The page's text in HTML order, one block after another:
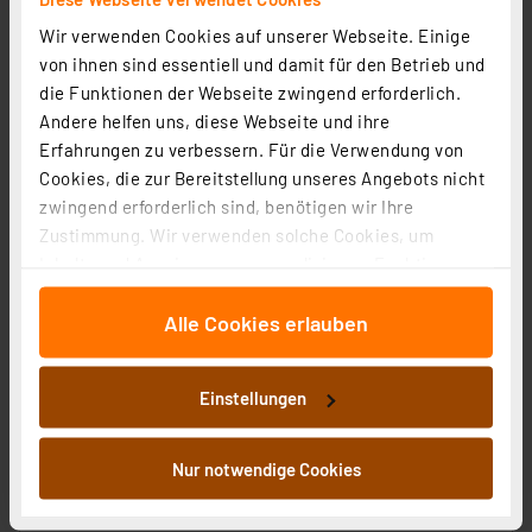
Wir verwenden Cookies auf unserer Webseite. Einige
von ihnen sind essentiell und damit für den Betrieb und
die Funktionen der Webseite zwingend erforderlich.
Andere helfen uns, diese Webseite und ihre
Erfahrungen zu verbessern. Für die Verwendung von
Cookies, die zur Bereitstellung unseres Angebots nicht
zwingend erforderlich sind, benötigen wir Ihre
Zustimmung. Wir verwenden solche Cookies, um
für soziale Medien anbieten zu können und die Zugriffe
auf unsere Website zu analysieren. Außerdem geben
an unsere Partner für soziale Medien, Werbung und
Analysen weiter. Unsere Partner führen diese
Informationen möglicherweise mit weiteren Daten
zusammen, die Sie ihnen bereitgestellt haben oder die
sie im Rahmen Ihrer Nutzung der Dienste gesammelt
Alle Cookies erlauben
Einstellungen
Nur notwendige Cookies
EZVIZ Smart Home Video-Türkommunikationssystem,
WLAN, 7", Touch, Nachtsicht, RFID, Klingel, Keypad,
TP7
Artikel-Nr. 258254
417.97 CHF
zzgl. MwSt.